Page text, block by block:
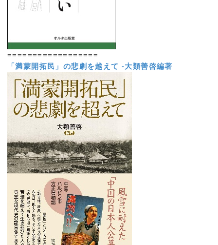
==================
「満蒙開拓民」の悲劇を越えて -大類善啓編著